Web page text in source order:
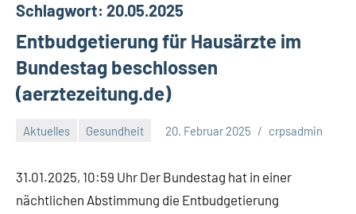
Schlagwort: 20.05.2025
Entbudgetierung für Hausärzte im
Bundestag beschlossen
(aerztezeitung.de)
Aktuelles Gesundheit 20. Februar 2025 crpsadmin
31.01.2025, 10:59 Uhr Der Bundestag hat in einer
nächtlichen Abstimmung die Entbudgetierung